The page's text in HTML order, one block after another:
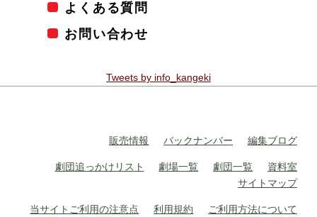
よくある質問
お問い合わせ
Tweets by info_kangeki
販売情報 バックナンバー 編集ブログ
劇団追っかけリスト 劇場一覧 劇団一覧
資料室
サイトマップ
当サイトご利用の注意点 利用規約 ご利用方法について